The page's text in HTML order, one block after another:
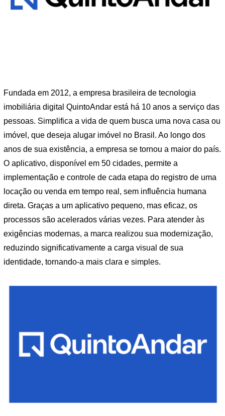
Fundada em 2012, a empresa brasileira de tecnologia
imobiliária digital QuintoAndar está há 10 anos a serviço das
pessoas. Simplifica a vida de quem busca uma nova casa ou
imóvel, que deseja alugar imóvel no Brasil. Ao longo dos
anos de sua existência, a empresa se tornou a maior do país.
O aplicativo, disponível em 50 cidades, permite a
implementação e controle de cada etapa do registro de uma
locação ou venda em tempo real, sem influência humana
direta. Graças a um aplicativo pequeno, mas eficaz, os
processos são acelerados várias vezes. Para atender às
exigências modernas, a marca realizou sua modernização,
reduzindo significativamente a carga visual de sua
identidade, tornando-a mais clara e simples.